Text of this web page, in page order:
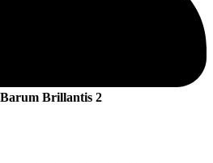
Brillantis 2